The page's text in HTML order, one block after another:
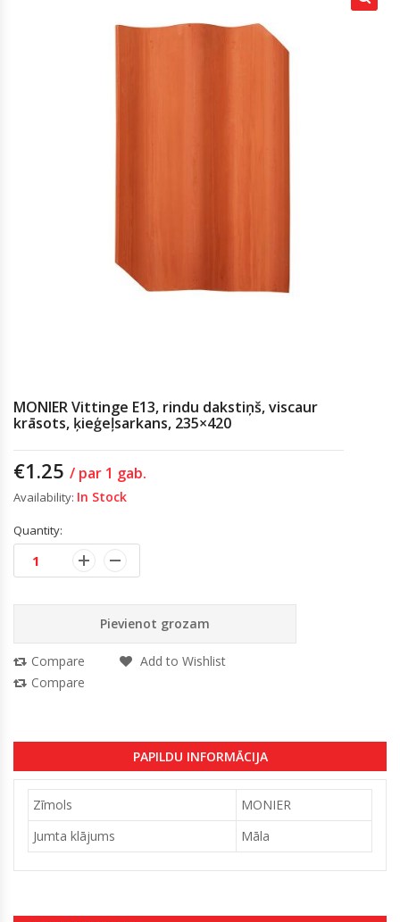
MONIER Vittinge E13, rindu dakstiņš, viscaur
krāsots, ķieģeļsarkans, 235×420
€1.25 / par 1 gab.
Availability: In Stock
Quantity:
Pievienot grozam
Compare
Add to Wishlist
Compare
PAPILDU INFORMĀCIJA
Zīmols
MONIER
Jumta klājums
Māla